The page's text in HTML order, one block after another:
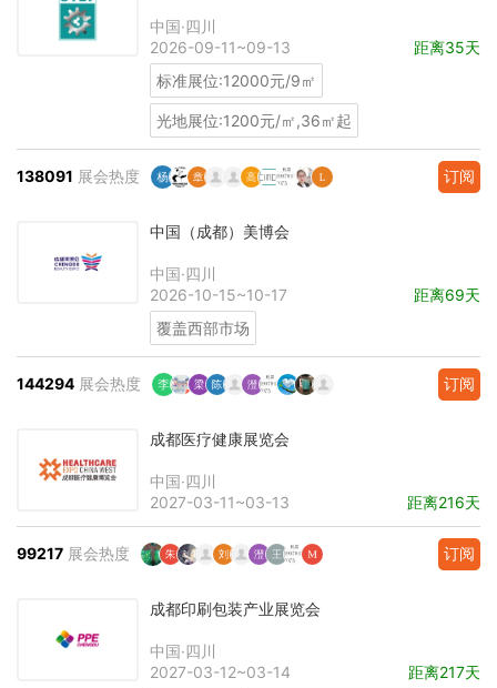
中国·四川
2026-09-11~09-13
距离35天
标准展位:12000元/9㎡
光地展位:1200元/㎡,36㎡起
138091 展会热度 订阅
中国（成都）美博会
中国·四川
2026-10-15~10-17
距离69天
覆盖西部市场
144294 展会热度 订阅
成都医疗健康展览会
中国·四川
2027-03-11~03-13
距离216天
99217 展会热度 订阅
成都印刷包装产业展览会
中国·四川
2027-03-12~03-14
距离217天